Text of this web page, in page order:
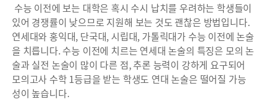
수능 이전에 보는 대학은 혹시 수시 납치를 우려하는 학생들이
있어 경쟁률이 낮으므로 지원해 보는 것도 괜찮은 방법입니다.
연세대와 홍익대, 단국대, 시립대, 가톨릭대가 수능 이전에 논술
을 치릅니다. 수능 이전에 치르는 연세대 논술의 특징은 모의 논
술과 실전 논술이 많이 다른 점, 추론 능력이 강하게 요구되어
모의고사 수학 1등급을 받는 학생도 연대 논술은 떨어질 가능
성이 높습니다.